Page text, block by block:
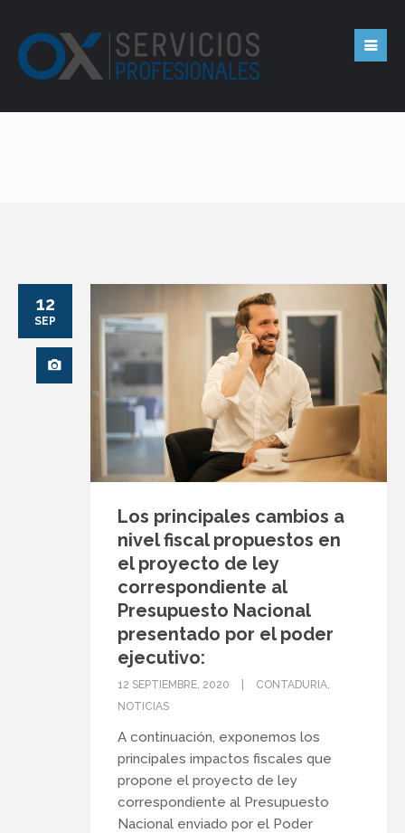
12
SEP
Los principales cambios a
nivel fiscal propuestos en
el proyecto de ley
correspondiente al
Presupuesto Nacional
presentado por el poder
ejecutivo:
12 SEPTIEMBRE, 2020 CONTADURIA
NOTICIAS
A continuación, exponemos los
principales impactos fiscales que
propone el proyecto de ley
correspondiente al Presupuesto
Nacional enviado por el Poder